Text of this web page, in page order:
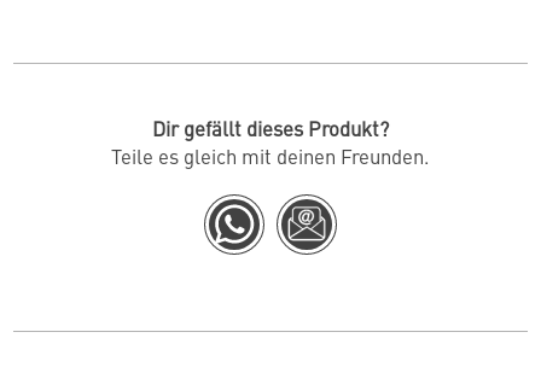
Dir gefällt dieses Produkt?
Teile es gleich mit deinen Freunden.